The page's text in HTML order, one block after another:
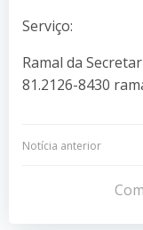
Serviço:
Ramal da
81.2126-8430
Notícia anterior